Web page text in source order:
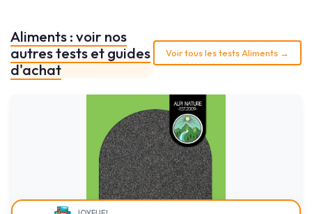
Aliments : voir nos
autres tests et guides
d'achat
Voir tous les tests Aliments →